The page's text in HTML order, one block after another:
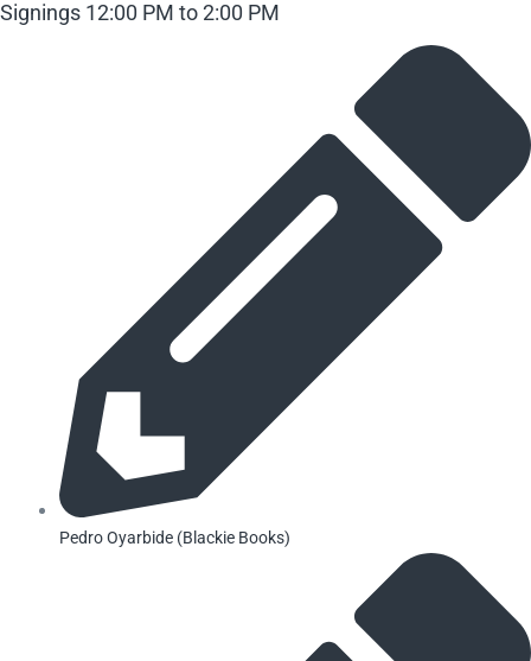
Signings 12:00 PM to 2:00 PM
Pedro Oyarbide (Blackie Books)